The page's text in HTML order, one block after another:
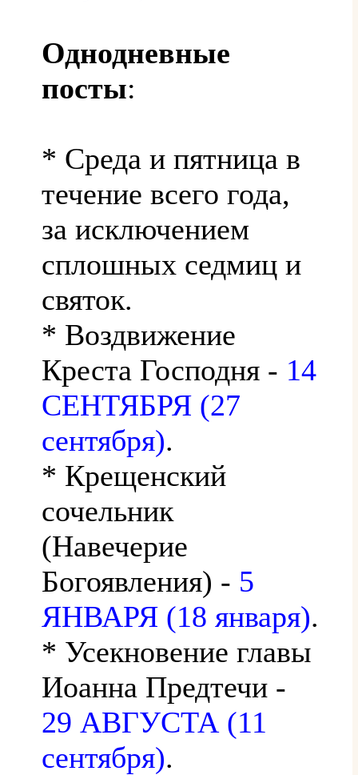
Однодневные
посты:
* Среда и пятница в
течение всего года,
за исключением
сплошных седмиц и
святок.
* Воздвижение
Креста Господня - 14
СЕНТЯБРЯ (27
сентября).
* Крещенский
сочельник
(Навечерие
Богоявления) - 5
ЯНВАРЯ (18 января).
* Усекновение главы
Иоанна Предтечи -
29 АВГУСТА (11
сентября).